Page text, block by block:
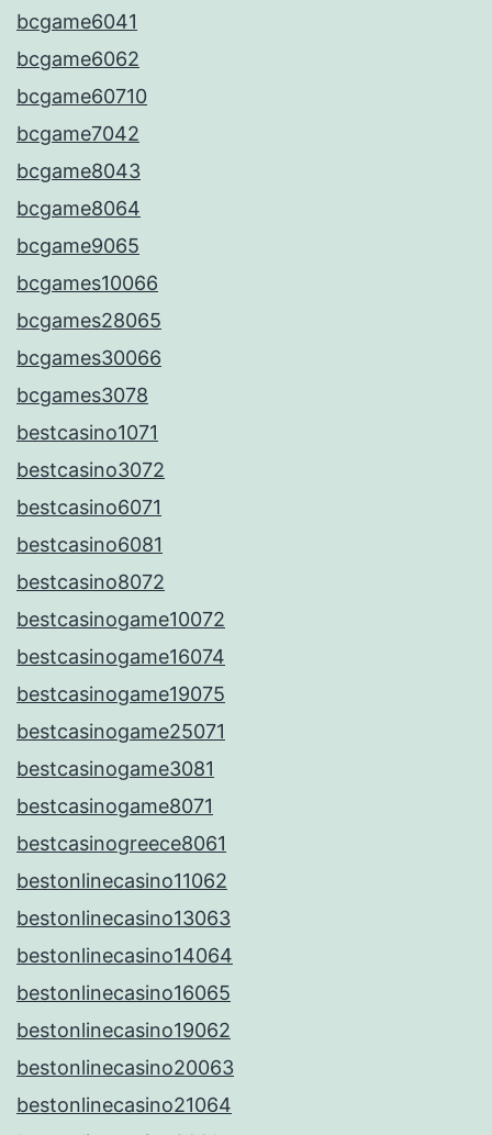
bcgame6041
bcgame6062
bcgame60710
bcgame7042
bcgame8043
bcgame8064
bcgame9065
bcgames10066
bcgames28065
bcgames30066
bcgames3078
bestcasino1071
bestcasino3072
bestcasino6071
bestcasino6081
bestcasino8072
bestcasinogame10072
bestcasinogame16074
bestcasinogame19075
bestcasinogame25071
bestcasinogame3081
bestcasinogame8071
bestcasinogreece8061
bestonlinecasino11062
bestonlinecasino13063
bestonlinecasino14064
bestonlinecasino16065
bestonlinecasino19062
bestonlinecasino20063
bestonlinecasino21064